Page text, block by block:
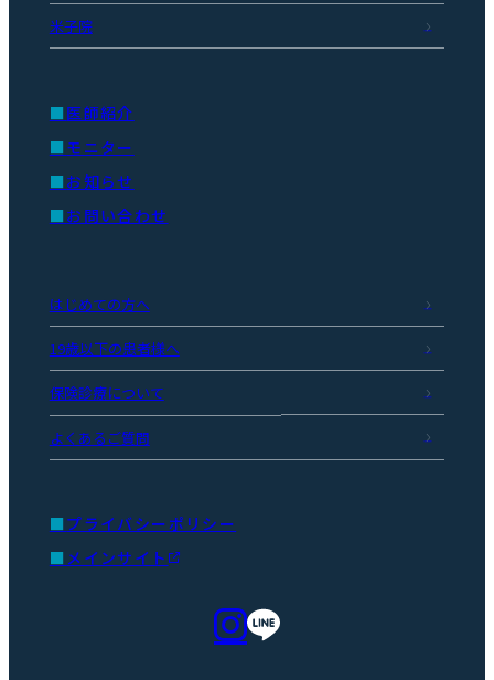
米子院
医師紹介
モニター
お知らせ
お問い合わせ
はじめての方へ
19歳以下の患者様へ
保険診療について
よくあるご質問
プライバシーポリシー
メインサイト